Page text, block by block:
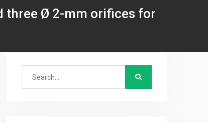
three Ø 2-mm orifices for
복하기
during heat transfer testing